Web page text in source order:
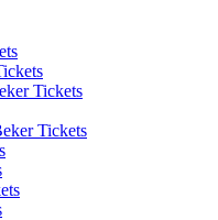
Tickets
Tickets